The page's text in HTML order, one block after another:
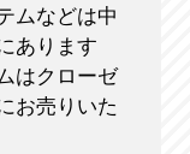
ムなどは中
あります
はクローゼ
お売りいた